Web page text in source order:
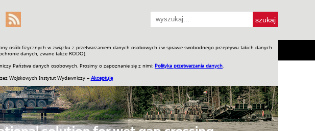
osób fizycznych w związku z przetwarzaniem danych osobowych i w sprawie swobodnego przepływu takich danych
danych, zwane także RODO).
Państwa danych osobowych. Prosimy o zapoznanie się z nimi: Polityka przetwarzania danych
Wojskowych Instytut Wydawniczy – Akceptuję
Galerie Wideo ENGLISH SKLEP Jednodniówki Praca w WIW